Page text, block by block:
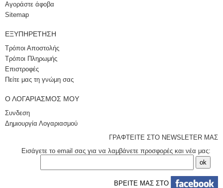
Αγοράστε άφοβα
Sitemap
ΕΞΥΠΗΡΈΤΗΣΗ
Τρόποι Αποστολής
Τρόποι Πληρωμής
Επιστροφές
Πείτε μας τη γνώμη σας
Ο ΛΟΓΑΡΙΑΣΜΌΣ ΜΟΥ
Συνδεση
Δημιουργία Λογαριασμού
ΓΡΑΦΤΕΙΤΕ ΣΤΟ NEWSLETER ΜΑΣ
Εισάγετε το email σας για να λαμβάνετε προσφορές και νέα μας:
ΒΡΕΙΤΕ ΜΑΣ ΣΤΟ